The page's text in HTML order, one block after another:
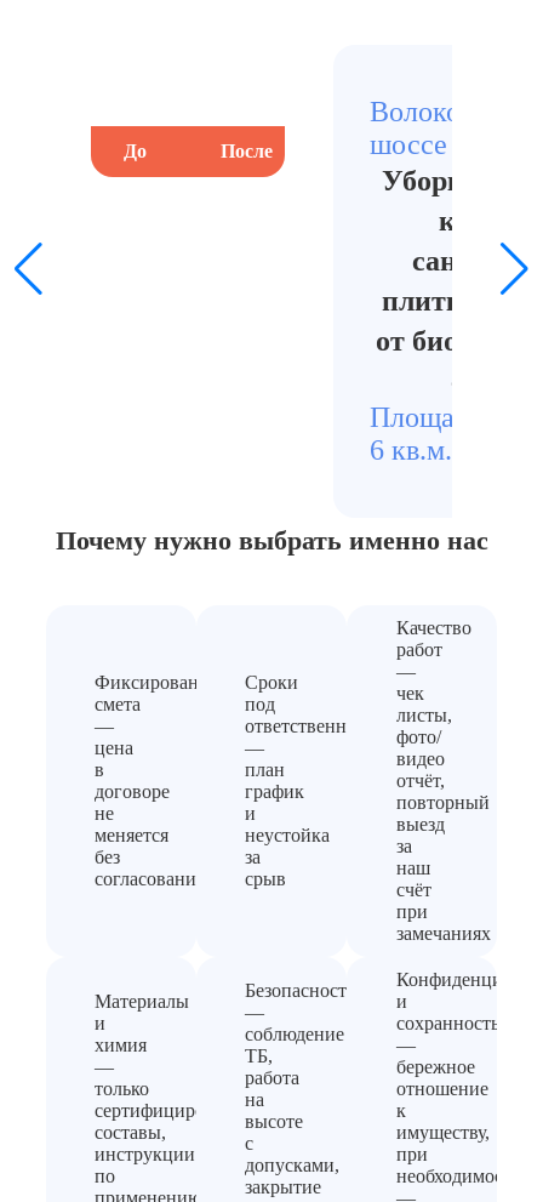
До После
шоссе
Уборка в
плитки и
от
следов
Площадь
6 кв.м.
Почему нужно выбрать именно нас
Фиксированная
смета
—
цена
в
договоре
не
меняется
без
согласования
Сроки
под
ответственность
—
план
график
и
неустойка
за
срыв
Качество
работ
—
чек
листы,
фото/
видео
отчёт,
повторный
выезд
за
наш
счёт
при
замечаниях
Материалы
и
химия
—
только
сертифицированные
составы,
инструкции
по
применению
Безопасность
—
соблюдение
ТБ,
работа
на
высоте
с
допусками,
закрытие
и
сохранность
—
бережное
отношение
к
имуществу,
при
необходимости
—